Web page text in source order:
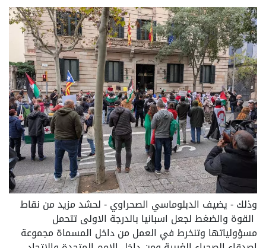
وذلك - يضيف الدبلوماسي الصحراوي - لحشد مزيد من نقاط
القوة والضغط لجعل اسبانيا بالدرجة الاولى تتحمل
مسؤولياتها وتنخرط في العمل من داخل المسماة مجموعة